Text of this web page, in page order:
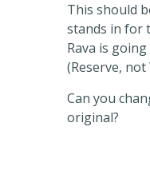
This should
stands in for
Rava is
(Reserve,
Can you
original?